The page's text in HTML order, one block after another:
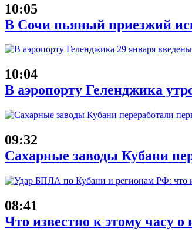
10:05
В Сочи пьяный приезжий
10:04
В аэропорту Геленджика
09:32
Сахарные заводы Кубани
08:41
Что известно к этому часу